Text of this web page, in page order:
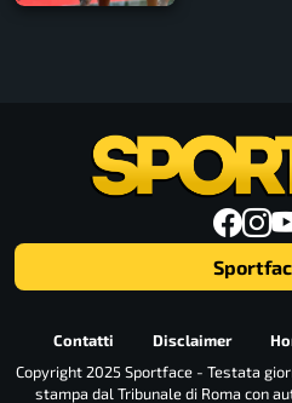
Contatti Disclaimer
Copyright 2025 Sportface - Testata
stampa dal Tribunale di Roma con